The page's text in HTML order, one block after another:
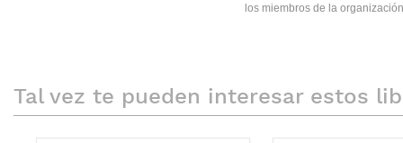
los miembros de la
Tal vez te pueden interesar estos